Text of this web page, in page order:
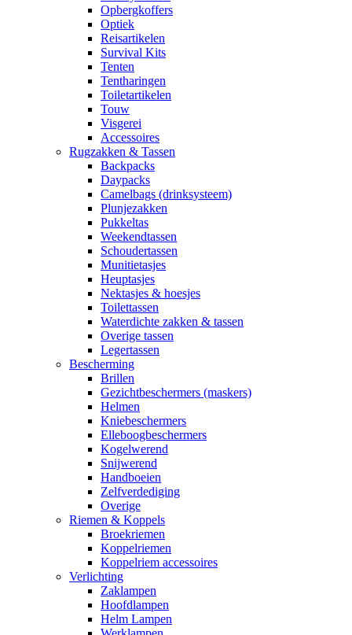
Opbergkoffers
Optiek
Reisartikelen
Survival Kits
Tenten
Tentharingen
Toiletartikelen
Touw
Visgerei
Accessoires
Rugzakken & Tassen
Backpacks
Daypacks
Camelbags (drinksysteem)
Plunjezakken
Pukkeltas
Weekendtassen
Schoudertassen
Munitietasjes
Heuptasjes
Nektasjes & hoesjes
Toilettassen
Waterdichte zakken & tassen
Overige tassen
Legertassen
Bescherming
Brillen
Gezichtbeschermers (maskers)
Helmen
Kniebeschermers
Elleboogbeschermers
Kogelwerend
Snijwerend
Handboeien
Zelfverdediging
Overige
Riemen & Koppels
Broekriemen
Koppelriemen
Koppelriem accessoires
Verlichting
Zaklampen
Hoofdlampen
Helm Lampen